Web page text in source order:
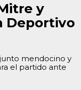
y
Deportivo
mendocino y
el partido ante